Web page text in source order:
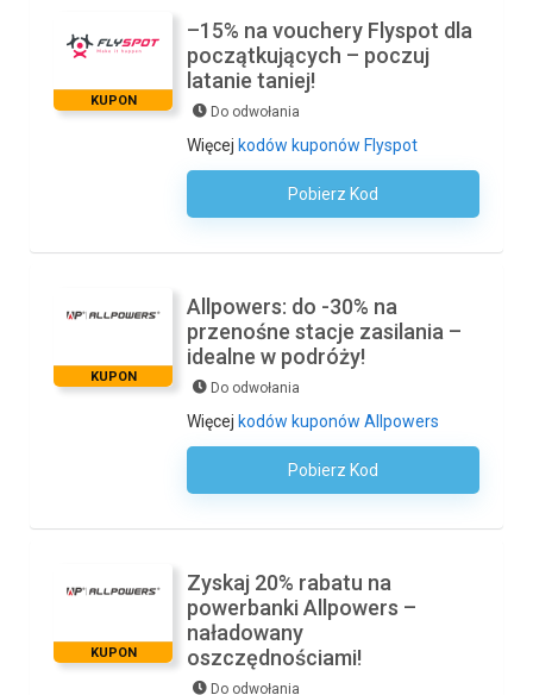
KUPON
–15% na vouchery Flyspot dla
początkujących – poczuj
latanie taniej!
Do odwołania
Więcej kodów kuponów Flyspot
Pobierz Kod
Kod Nie Jest Wymagany
KUPON
Allpowers: do -30% na
przenośne stacje zasilania –
idealne w podróży!
Do odwołania
Więcej kodów kuponów Allpowers
Pobierz Kod
Kod Nie Jest Wymagany
KUPON
Zyskaj 20% rabatu na
powerbanki Allpowers –
naładowany
oszczędnościami!
Do odwołania